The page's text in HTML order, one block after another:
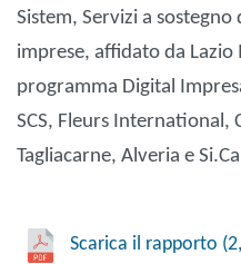
Sistem, Servizi a
imprese, affidato da Lazio
programma Digital
SCS, Fleurs International,
Tagliacarne, Alveria e
Scarica il rapporto